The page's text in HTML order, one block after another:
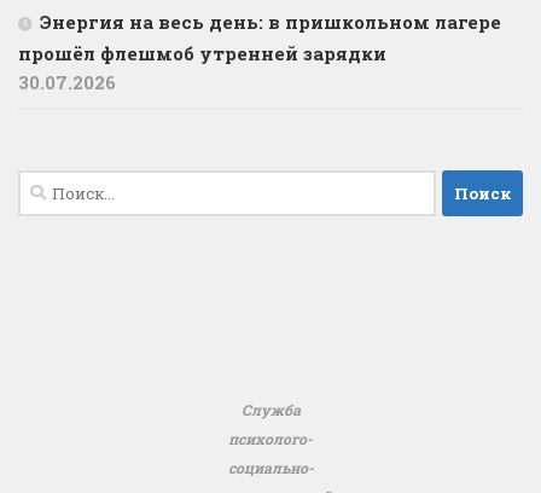
️Энергия на весь день: в пришкольном лагере
прошёл флешмоб утренней зарядки
30.07.2026
Найти:
Служба
психолого-
социально-